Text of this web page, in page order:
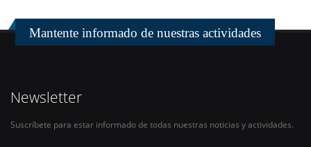
Mantente informado de nuestras actividades
Newsletter
Suscríbete para estar informado de todas nuestras noticias y actividades.